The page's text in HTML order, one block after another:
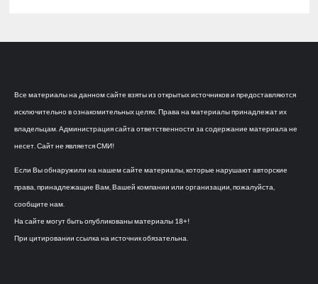
Все материалы на данном сайте взяты из открытых источников и предоставляются
исключительно в ознакомительных целях. Права на материалы принадлежат их
владельцам. Администрация сайта ответственности за содержание материала не
несет. Сайт не является СМИ!
Если Вы обнаружили на нашем сайте материалы, которые нарушают авторские
права, принадлежащие Вам, Вашей компании или организации, пожалуйста,
сообщите нам.
На сайте могут быть опубликованы материалы 18+!
При цитировании ссылка на источник обязательна.